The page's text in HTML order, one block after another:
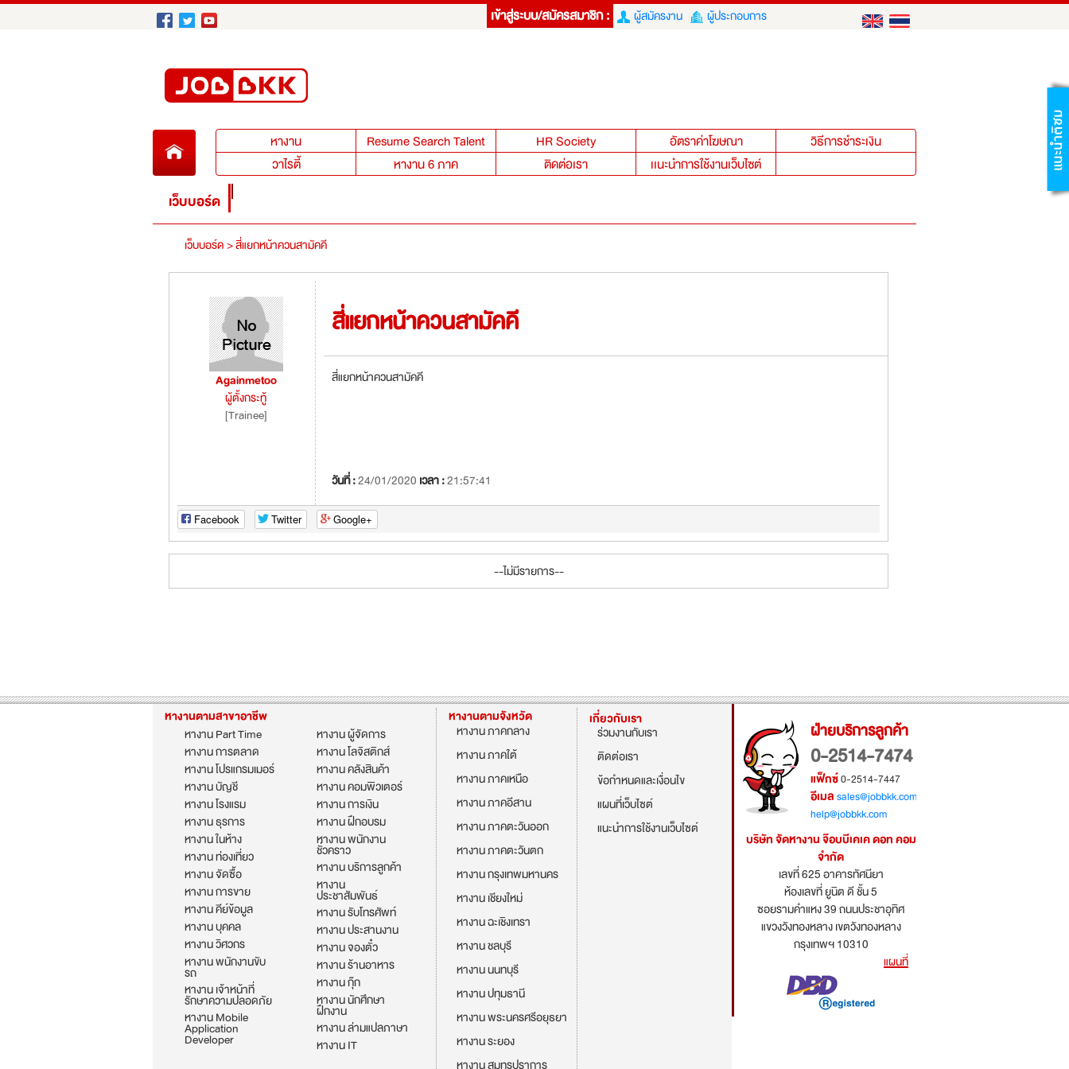
เข้าสู่ระบบ/สมัครสมาชิก : ผู้สมัครงาน ผู้ประกอบการ
หางาน Resume Search Talent HR Society อัตราค่าโฆษณา
วิธีการชำระเงิน
วาไรตี้
หางาน 6 ภาค ติดต่อเรา เเนะนำการใช้งานเว็บไซต์
เว็บบอร์ด
เว็บบอร์ด >สี่แยกหน้าควนสามัคคี
Againmetoo
ผู้ตั้งกระทู้
[Trainee]
สี่แยกหน้าควนสามัคคี
สี่แยกหน้าควนสามัคคี
วันที่ :24/01/2020 เวลา :21:57:41
Facebook Twitter Google+
--ไม่มีรายการ--
หางานตามสาขาอาชีพ
หางาน Part Time
หางาน การตลาด
หางาน โปรแกรมเมอร์
หางาน บัญชี
หางาน โรงแรม
หางาน ธุรการ
หางาน ในห้าง
หางาน ท่องเที่ยว
หางาน จัดซื้อ
หางาน การขาย
หางาน คีย์ข้อมูล
หางาน บุคคล
หางาน วิศวกร
หางาน พนักงานขับ
รถ
หางาน เจ้าหน้าที่
รักษาความปลอดภัย
หางาน Mobile
Application
Developer
หางาน ผู้จัดการ
หางาน โลจิสติกส์
หางาน คลังสินค้า
หางาน คอมพิวเตอร์
หางาน การเงิน
หางาน ฝึกอบรม
หางาน พนักงาน
ชั่วคราว
หางาน บริการลูกค้า
หางาน
ประชาสัมพันธ์
หางาน รับโทรศัพท์
หางาน ประสานงาน
หางาน จองตั๋ว
หางาน ร้านอาหาร
หางาน กุ๊ก
หางาน นักศึกษา
ฝึกงาน
หางาน ล่ามแปลภาษา
หางาน IT
หางานตามจังหวัด
หางาน ภาคกลาง
หางาน ภาคใต้
หางาน ภาคเหนือ
หางาน ภาคอีสาน
หางาน ภาคตะวันออก
หางาน ภาคตะวันตก
หางาน กรุงเทพมหานคร
หางาน เชียงใหม่
หางาน ฉะเชิงเทรา
หางาน ชลบุรี
หางาน นนทบุรี
หางาน ปทุมธานี
หางาน พระนครศรีอยุธยา
หางาน ระยอง
หางาน สมุทรปราการ
เกี่ยวกับเรา
ร่วมงานกับเรา
ติดต่อเรา
ข้อกำหนดและเงื่อนไข
แผนที่เว็บไซต์
แนะนำการใช้งานเว็บไซต์
ฝ่ายบริการลูกค้า
0-2514-7474
แฟ็กซ์0-2514-7447
อีเมลsales@jobbkk.com
help@jobbkk.com
บริษัท จัดหางาน จ๊อบบีเคเค ดอท คอม
จำกัด
เลขที่ 625 อาคารทัศนียา
ห้องเลขที่ ยูนิต ดี ชั้น 5
ซอยรามคำแหง 39 ถนนประชาอุทิศ
แขวงวังทองหลาง เขตวังทองหลาง
กรุงเทพฯ 10310
แผนที่